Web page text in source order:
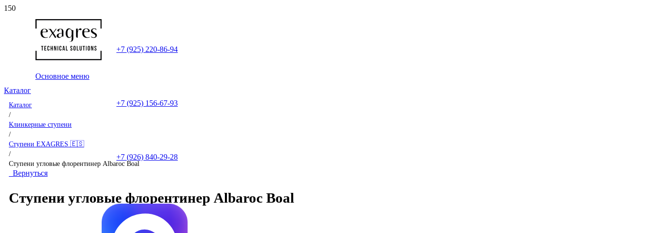
+7 (925) 220-86-94
+7 (925) 156-67-93
+7 (926) 840-29-28
Основное меню
Каталог
Каталог
/
Клинкерные ступени
/
Ступени EXAGRES 🇪🇸
/
Ступени угловые флорентинер Albaroc Boal
Вернуться
Ступени угловые флорентинер Albaroc Boal